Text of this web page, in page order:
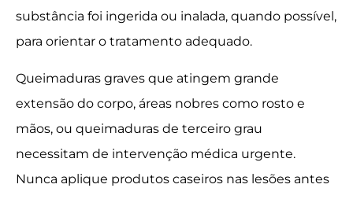
substância foi ingerida ou inalada, quando possível,
para orientar o tratamento adequado.
Queimaduras graves que atingem grande
extensão do corpo, áreas nobres como rosto e
mãos, ou queimaduras de terceiro grau
necessitam de intervenção médica urgente.
Nunca aplique produtos caseiros nas lesões antes